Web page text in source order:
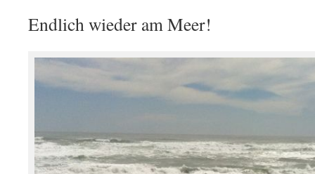
Endlich wieder am Meer!